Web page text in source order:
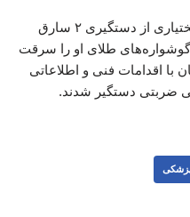
فرمانده انتظامی چهارمحال و بختیاری از دستگیری ۲ سارق
گوشواره‌های طلای او را سرقت
با اقدامات فنی و اطلاعاتی
ضربتی دستگیر شدند.